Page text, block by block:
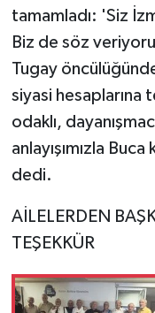
tamamladı: 'Siz
Biz de söz
Tugay
siyasi hesaplarına
odaklı,
anlayışımızla
dedi.
AİLELERDEN
TEŞEKKÜR